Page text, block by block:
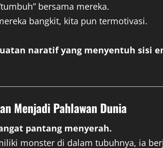
bersama mereka.
bangkit, kita pun termotivasi.
naratif yang menyentuh sisi
Menjadi Pahlawan Dunia
pantang menyerah.
monster di dalam tubuhnya, ia